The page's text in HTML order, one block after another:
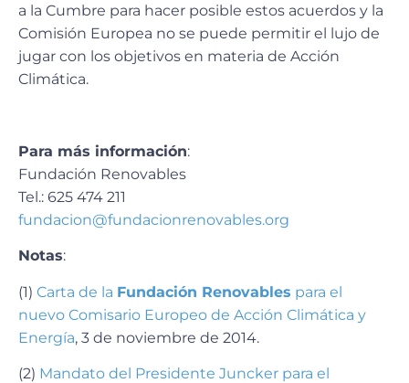
a la Cumbre para hacer posible estos acuerdos y la
Comisión Europea no se puede permitir el lujo de
jugar con los objetivos en materia de Acción
Climática.
Para más información:
Fundación Renovables
Tel.: 625 474 211
fundacion@fundacionrenovables.org
Notas:
(1) Carta de la Fundación Renovables para el
nuevo Comisario Europeo de Acción Climática y
Energía, 3 de noviembre de 2014.
(2) Mandato del Presidente Juncker para el